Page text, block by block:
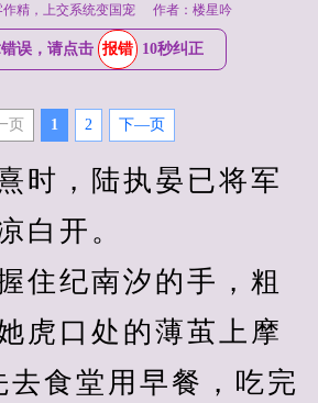
精，上交系统变国宠 作者：楼星吟
误，请点击 报错 10秒纠正
页 1 2 下—页
，陆执晏已将军
白开。
纪南汐的手，粗
虎口处的薄茧上摩
去食堂用早餐，吃完